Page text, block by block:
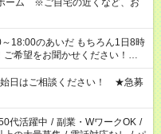
ーム ※ご自宅の近くなど、お
18:00のあいだ もちろん1日8時
希望をお聞かせください！★家
遠慮なくご相談ください。 ※
です
始日はご相談ください！ ★急募
代活躍中 / 副業・WワークOK /